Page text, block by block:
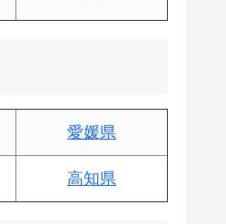
愛媛県
高知県